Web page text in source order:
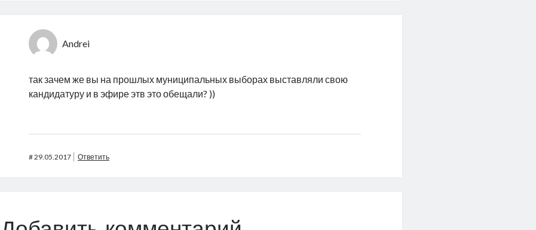
Andrei
так зачем же вы на прошлых муниципальных выборах выставляли свою
кандидатуру и в эфире этв это обещали? ))
#29.05.2017 Ответить